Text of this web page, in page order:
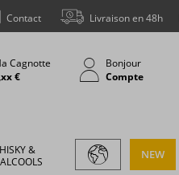
Livraison en 48h
Contact
Cagnotte
€
Bonjour
Compte
&
NEW